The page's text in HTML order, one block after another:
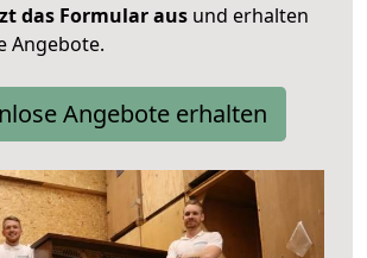
das Formular aus und erhalten
Angebote.
Angebote erhalten